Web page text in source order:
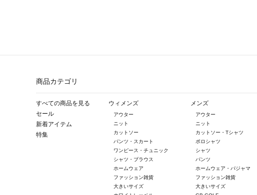
商品カテゴリ
すべての商品を見る
セール
新着アイテム
特集
ウィメンズ
アウター
ニット
カットソー
パンツ・スカート
ワンピース・チュニック
シャツ・ブラウス
ホームウェア
ファッション雑貨
大きいサイズ
メンズ
アウター
ニット
カットソー・Tシャツ
ポロシャツ
シャツ
パンツ
ホームウェア・パジャマ
ファッション雑貨
大きいサイズ